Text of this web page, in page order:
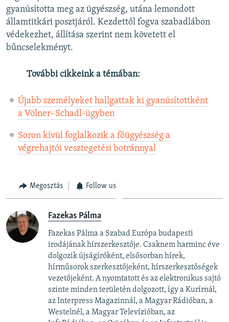
gyanúsította meg az ügyészség, utána lemondott
államtitkári posztjáról. Kezdettől fogva szabadlábon
védekezhet, állítása szerint nem követett el
bűncselekményt.
További cikkeink a témában:
Újabb személyeket hallgattak ki gyanúsítottként
a Völner–Schadl-ügyben
Soron kívül foglalkozik a főügyészség a
végrehajtói vesztegetési botránnyal
Megosztás Follow us
Fazekas Pálma
Fazekas Pálma a Szabad Európa budapesti
irodájának hírszerkesztője. Csaknem harminc éve
dolgozik újságíróként, elsősorban hírek,
hírműsorok szerkesztőjeként, hírszerkesztőségek
vezetőjeként. A nyomtatott és az elektronikus sajtó
szinte minden területén dolgozott, így a Kurírnál,
az Interpress Magazinnál, a Magyar Rádióban, a
Westelnél, a Magyar Televízióban, az